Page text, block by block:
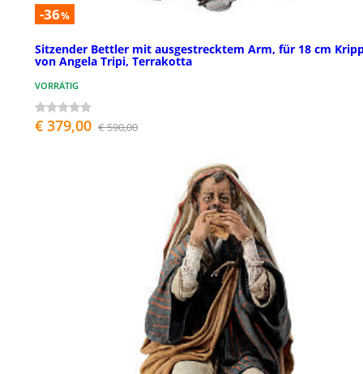
-36%
Sitzender Bettler mit ausgestrecktem Arm, für 18 cm
von Angela Tripi, Terrakotta
VORRÄTIG
€ 379,00 € 590,00